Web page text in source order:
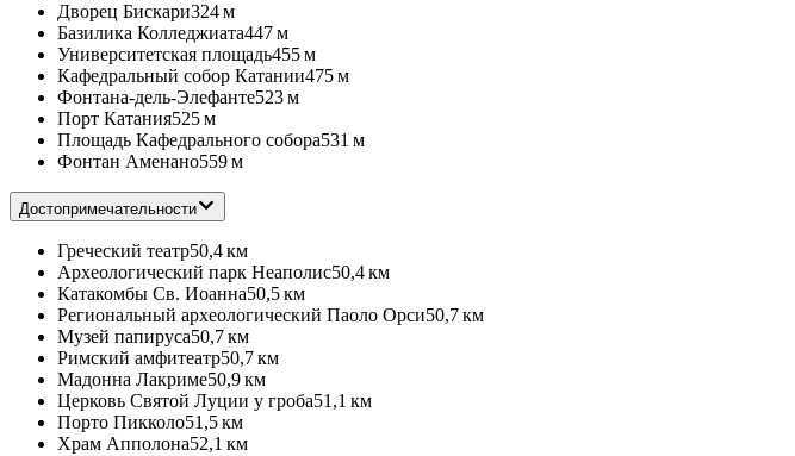
Дворец Бискари324 м
Базилика Колледжиата447 м
Университетская площадь455 м
Кафедральный собор Катании475 м
Фонтана-дель-Элефанте523 м
Порт Катания525 м
Площадь Кафедрального собора531 м
Фонтан Аменано559 м
Достопримечательности
Греческий театр50,4 км
Археологический парк Неаполис50,4 км
Катакомбы Св. Иоанна50,5 км
Региональный археологический Паоло Орси50,7 км
Музей папируса50,7 км
Римский амфитеатр50,7 км
Мадонна Лакриме50,9 км
Церковь Cвятой Луции у гроба51,1 км
Порто Пикколо51,5 км
Храм Апполона52,1 км